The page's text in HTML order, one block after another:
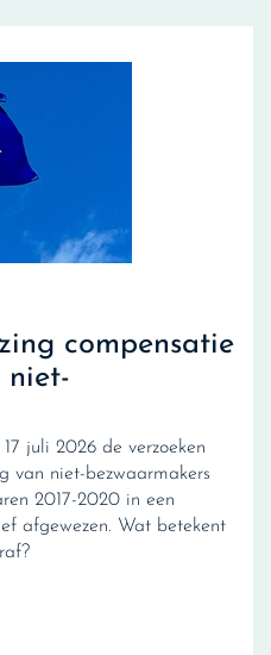
compensatie
niet-
juli 2026 de verzoeken
van niet-bezwaarmakers
2017-2020 in een
afgewezen. Wat betekent